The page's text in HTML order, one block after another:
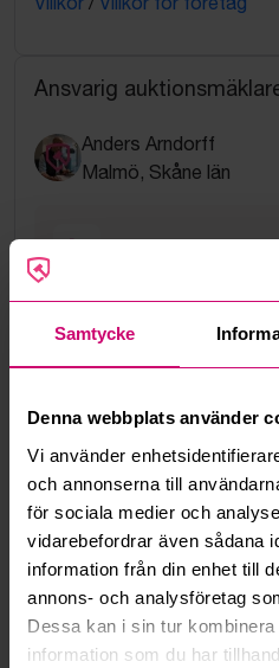
Samtycke
Denna webbplats använder
Vi använder
och annonserna till
för sociala medier och
vidarebefordrar även sådana
information från din enhet till
annons- och analysföretag
Dessa kan i sin tur
information som du har
Ansvarig
Anders Arndorff
Malmö, Skåne län
Vanliga frågor och svar
Hur fungerar manuella bud?
Vad innebär serviceavgift?
Vad är ett reservationspris?